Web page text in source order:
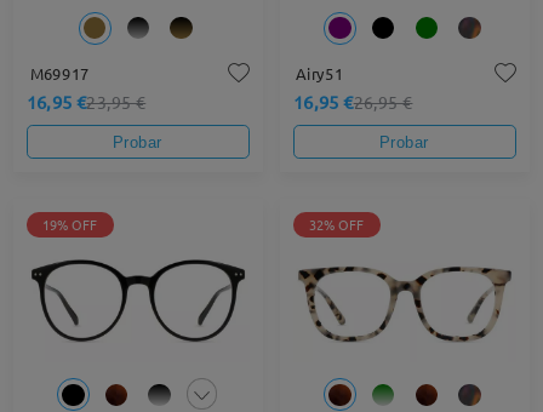
M69917
16,95 €23,95 €
Probar
Airy51
16,95 €26,95 €
Probar
19% OFF 32% OFF